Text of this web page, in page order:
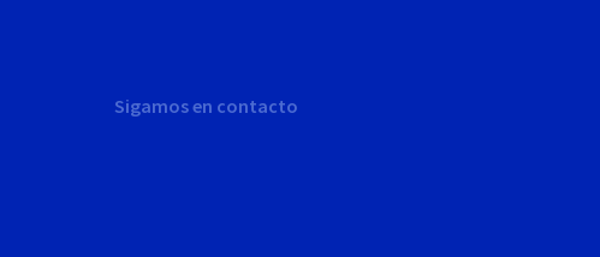
Sigamos en contacto